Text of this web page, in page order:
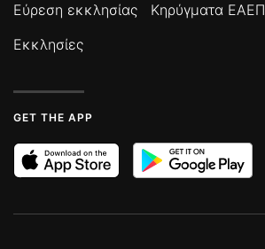
Εύρεση εκκλησίας
Κηρύγματα ΕΑΕΠ
Εκκλησίες
GET THE APP